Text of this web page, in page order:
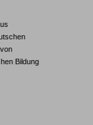
Bildung